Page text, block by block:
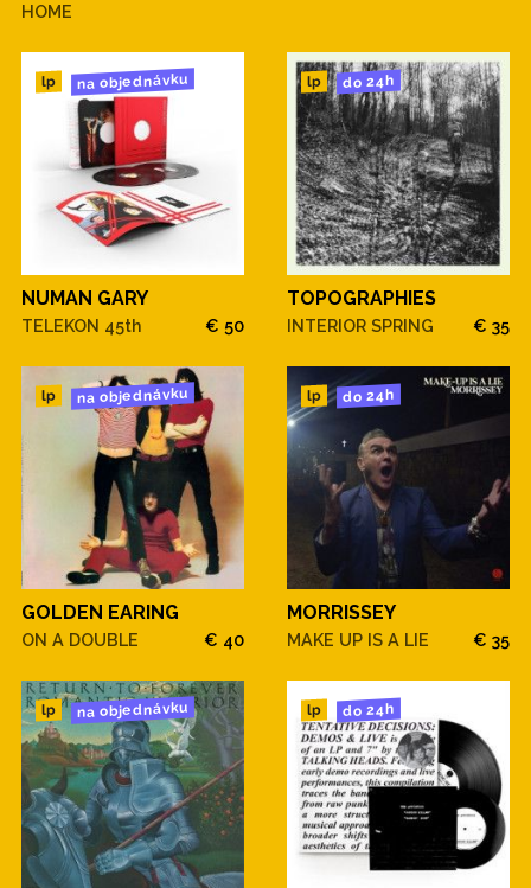
HOME
lp na objednávku
NUMAN GARY
TELEKON 45th € 50
lp do 24h
TOPOGRAPHIES
INTERIOR SPRING € 35
lp na objednávku
GOLDEN EARING
ON A DOUBLE € 40
lp do 24h
MORRISSEY
MAKE UP IS A LIE € 35
lp na objednávku lp do 24h